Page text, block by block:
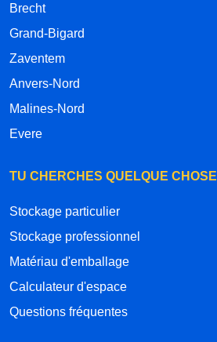
Brecht
Grand-Bigard
Zaventem
Anvers-Nord
Malines-Nord
Evere
TU CHERCHES QUELQUE CHOSE
Stockage particulier
Stockage professionnel
Matériau d'emballage
Calculateur d'espace
Questions fréquentes